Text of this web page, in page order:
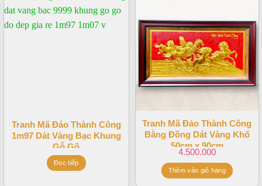
Tranh Mã Đáo Thành Công
1m97 Dát Vàng Bạc Khung
Gỗ Gõ
Đọc tiếp
Tranh Mã Đáo Thành Công
Bằng Đồng Dát Vàng Khổ
50cm x 90cm
4.500.000
Thêm vào giỏ hàng